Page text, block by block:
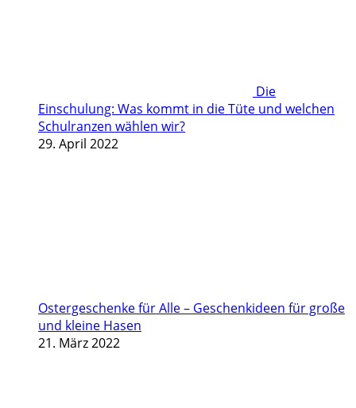
Die
Einschulung: Was kommt in die Tüte und welchen
Schulranzen wählen wir?
29. April 2022
Ostergeschenke für Alle – Geschenkideen für große
und kleine Hasen
21. März 2022